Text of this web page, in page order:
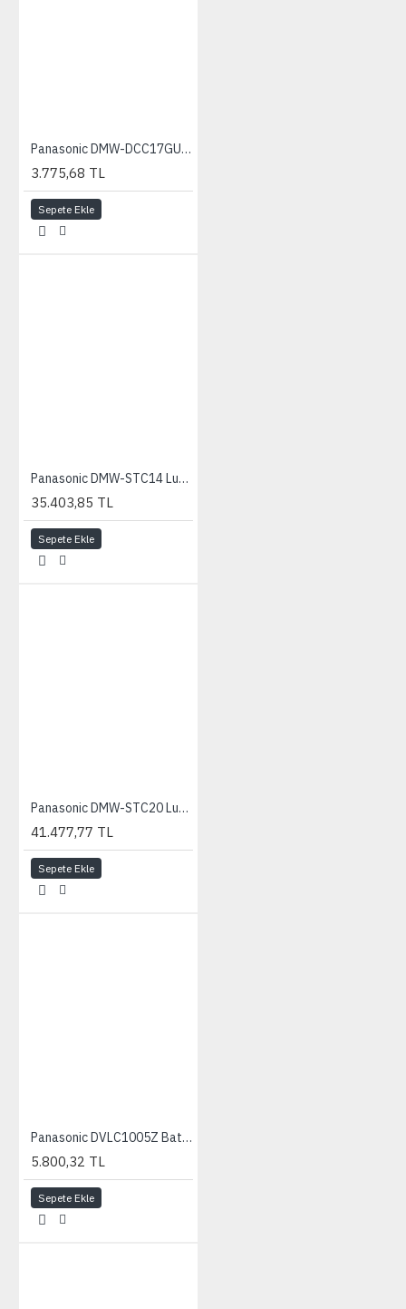
Panasonic DMW-DCC17GU DC Coupler
3.775,68 TL
Sepete Ekle
Panasonic DMW-STC14 Lumix S 1.4x Teleconverter
35.403,85 TL
Sepete Ekle
Panasonic DMW-STC20 Lumix S 2x Teleconverter
41.477,77 TL
Sepete Ekle
Panasonic DVLC1005Z Battery Charger
5.800,32 TL
Sepete Ekle